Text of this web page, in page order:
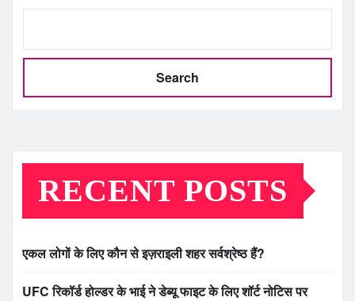
Search
RECENT POSTS
एकल लोगों के लिए कौन से इज़राइली शहर सर्वश्रेष्ठ हैं?
UFC रिकॉर्ड होल्डर के भाई ने डेब्यू फाइट के लिए शॉर्ट नोटिस पर